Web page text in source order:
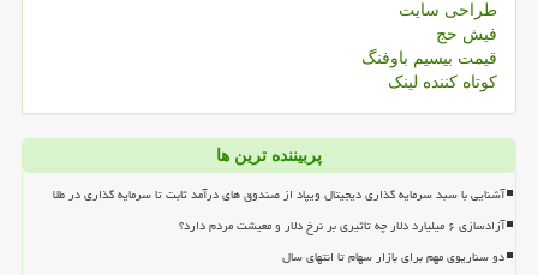
طراحی سایت
فیش حج
قیمت بیسیم باوفنگ
کوتاه کننده لینک
پربیننده ترین ها
آشنایی با سبد سرمایه گذاری دیجیتال ویپاد از صندوق های درآمد ثابت تا سرمایه گذاری در طلا
آزادسازی ۶ میلیارد دلار چه تاثیری بر نرخ دلار و معیشت مردم دارد؟
دو سناریوی مهم برای بازار سهام تا انتهای سال